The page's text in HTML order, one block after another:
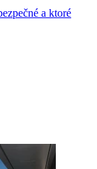
a ktoré